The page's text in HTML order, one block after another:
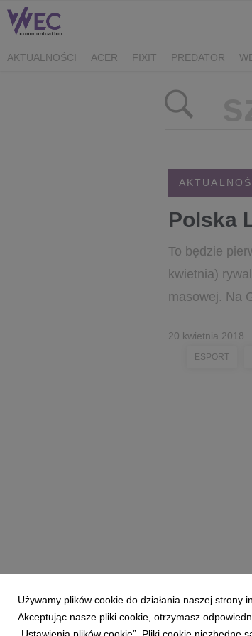
AKTUALNOŚCI ACER FIXIT PREDATOR
Polska
To będzie
kwietnia)
masowej. Na
20 kwietnia 2018
ESPORT
Powered by
Używamy plików cookie do działania naszej strony
Akceptując nasze pliki cookie, otrzymasz